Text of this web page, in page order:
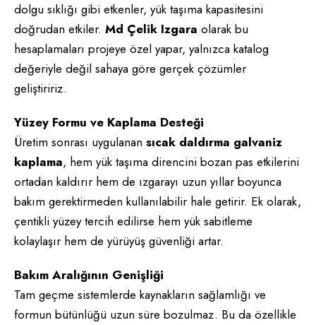
dolgu sıklığı gibi etkenler, yük taşıma kapasitesini
doğrudan etkiler. Md Çelik Izgara olarak bu
hesaplamaları projeye özel yapar, yalnızca katalog
değeriyle değil sahaya göre gerçek çözümler
geliştiririz.
Yüzey Formu ve Kaplama Desteği
Üretim sonrası uygulanan sıcak daldırma galvaniz
kaplama, hem yük taşıma direncini bozan pas etkilerini
ortadan kaldırır hem de ızgarayı uzun yıllar boyunca
bakım gerektirmeden kullanılabilir hale getirir. Ek olarak,
çentikli yüzey tercih edilirse hem yük sabitleme
kolaylaşır hem de yürüyüş güvenliği artar.
Bakım Aralığının Genişliği
Tam geçme sistemlerde kaynakların sağlamlığı ve
formun bütünlüğü uzun süre bozulmaz. Bu da özellikle